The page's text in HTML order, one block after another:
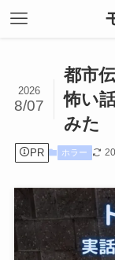
都市
怖い
みた
2026
8/07
PR ホラー